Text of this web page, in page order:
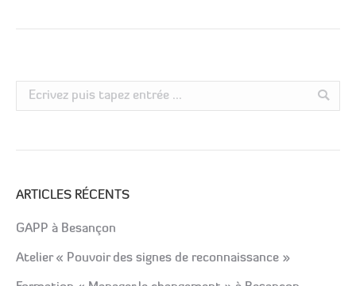
Search:
ARTICLES RÉCENTS
GAPP à Besançon
Atelier « Pouvoir des signes de reconnaissance »